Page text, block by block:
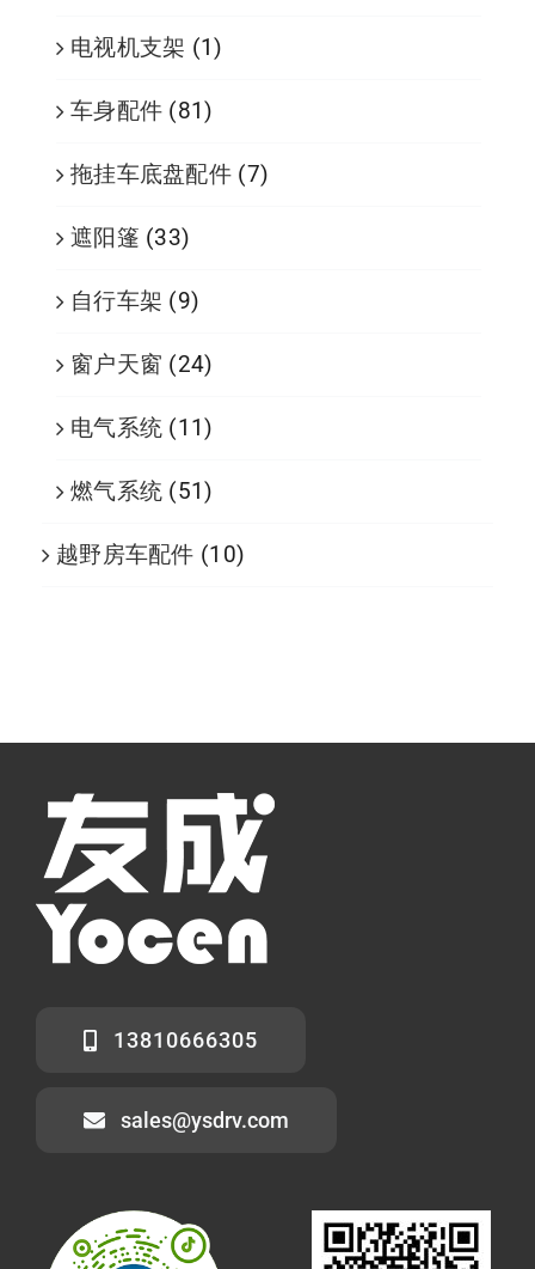
电视机支架 (1)
车身配件 (81)
拖挂车底盘配件 (7)
遮阳篷 (33)
自行车架 (9)
窗户天窗 (24)
电气系统 (11)
燃气系统 (51)
越野房车配件 (10)
13810666305
sales@ysdrv.com